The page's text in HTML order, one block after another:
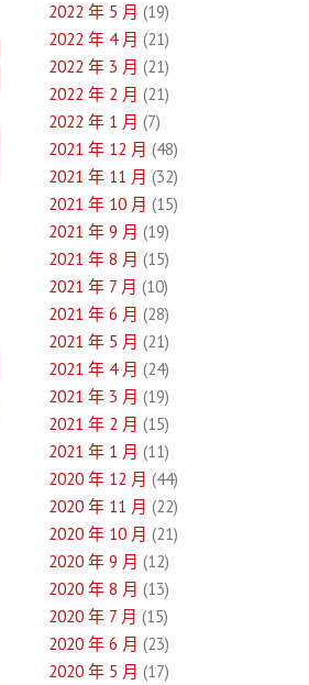
2022 年 5 月 (19)
2022 年 4 月 (21)
2022 年 3 月 (21)
2022 年 2 月 (21)
2022 年 1 月 (7)
2021 年 12 月 (48)
2021 年 11 月 (32)
2021 年 10 月 (15)
2021 年 9 月 (19)
2021 年 8 月 (15)
2021 年 7 月 (10)
2021 年 6 月 (28)
2021 年 5 月 (21)
2021 年 4 月 (24)
2021 年 3 月 (19)
2021 年 2 月 (15)
2021 年 1 月 (11)
2020 年 12 月 (44)
2020 年 11 月 (22)
2020 年 10 月 (21)
2020 年 9 月 (12)
2020 年 8 月 (13)
2020 年 7 月 (15)
2020 年 6 月 (23)
2020 年 5 月 (17)